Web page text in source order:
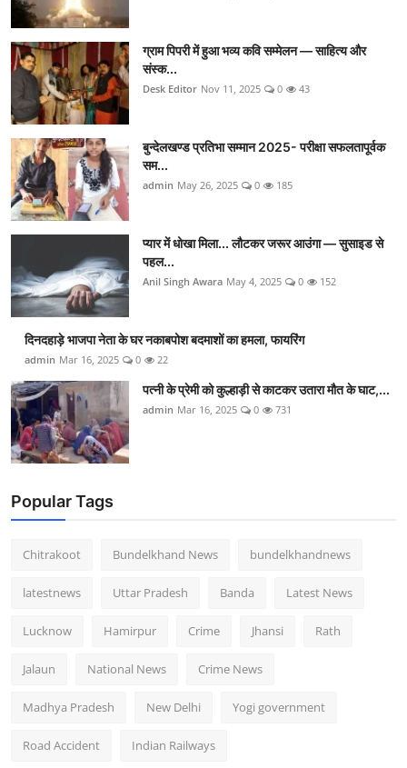
ग्राम पिपरी में हुआ भव्य कवि सम्मेलन — साहित्य और
संस्क...
Desk Editor Nov 11, 2025 0 43
बुन्देलखण्ड प्रतिभा सम्मान 2025- परीक्षा सफलतापूर्वक
सम...
admin May 26, 2025 0 185
प्यार में धोखा मिला... लौटकर जरूर आउंगा — सुसाइड से
पहल...
Anil Singh Awara May 4, 2025 0 152
दिनदहाड़े भाजपा नेता के घर नकाबपोश बदमाशों का हमला, फायरिंग
admin Mar 16, 2025 0 22
पत्नी के प्रेमी को कुल्हाड़ी से काटकर उतारा मौत के घाट,...
admin Mar 16, 2025 0 731
Popular Tags
Chitrakoot Bundelkhand News bundelkhandnews
latestnews Uttar Pradesh Banda Latest News
Lucknow Hamirpur Crime Jhansi Rath
Jalaun National News Crime News
Madhya Pradesh New Delhi Yogi government
Road Accident Indian Railways